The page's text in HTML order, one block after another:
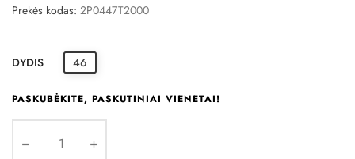
Prekės kodas: 2P0447T2000
DYDIS 46
PASKUBĖKITE, PASKUTINIAI VIENETAI!